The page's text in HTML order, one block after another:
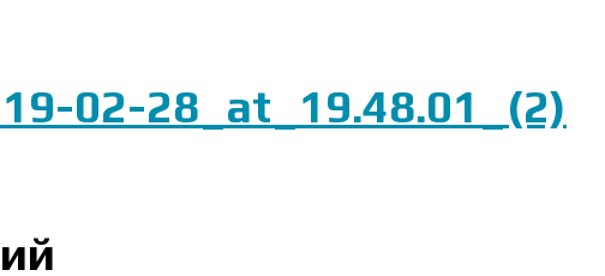
02-28_at_19.48.01_(2)